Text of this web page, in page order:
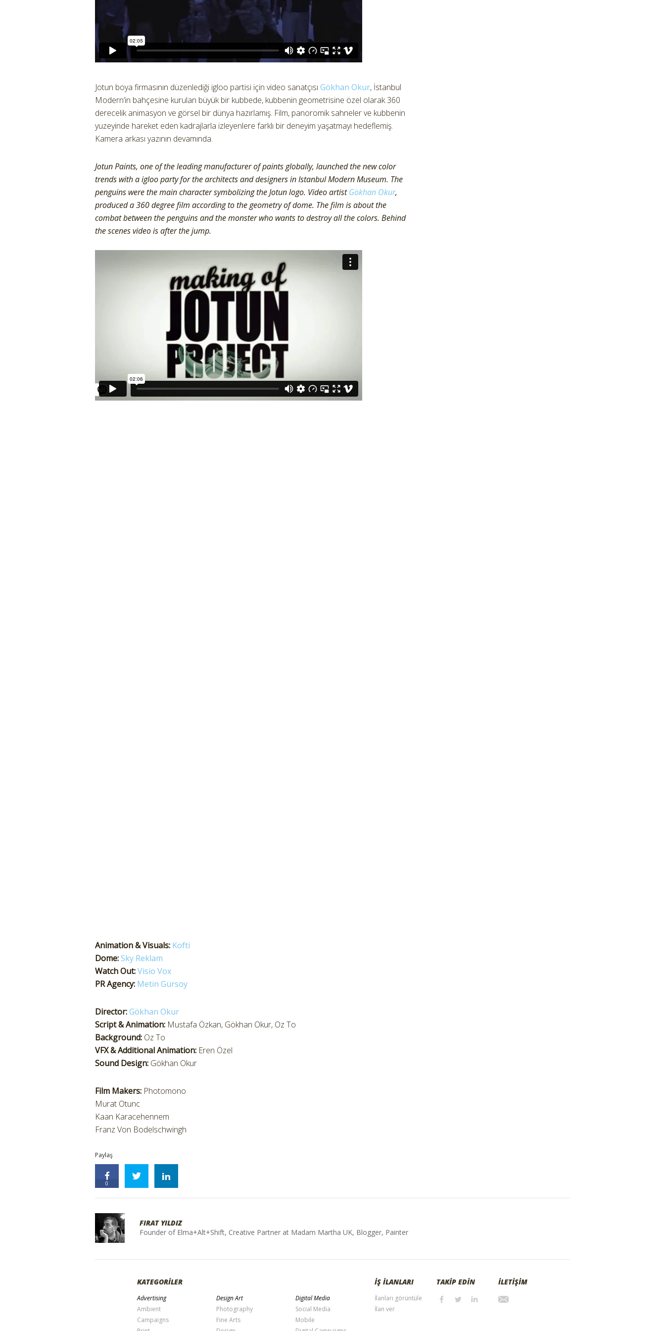
Jotun boya firmasının düzenlediği igloo partisi için video sanatçısı Gökhan Okur, İstanbul
Modern’in bahçesine kurulan büyük bir kubbede, kubbenin geometrisine özel olarak 360
derecelik animasyon ve görsel bir dünya hazırlamış. Film, panoromik sahneler ve kubbenin
yuzeyinde hareket eden kadrajlarla izleyenlere farklı bir deneyim yaşatmayı hedeflemiş.
Kamera arkası yazının devamında.
Jotun Paints, one of the leading manufacturer of paints globally, launched the new color
trends with a igloo party for the architects and designers in Istanbul Modern Museum. The
penguins were the main character symbolizing the Jotun logo. Video artistGökhan Okur,
produced a 360 degree film according to the geometry of dome. The film is about the
combat between the penguins and the monster who wants to destroy all the colors. Behind
the scenes video is after the jump.
Animation & Visuals: Kofti
Dome:Sky Reklam
Watch Out:Visio Vox
PR Agency: Metin Gürsoy
Director:Gökhan Okur
Script & Animation: Mustafa Özkan, Gökhan Okur, Oz To
Background: Oz To
VFX & Additional Animation: Eren Özel
Sound Design: Gökhan Okur
Film Makers: Photomono
Murat Otunc
Kaan Karacehennem
Franz Von Bodelschwingh
Paylaş
0
FIRAT YILDIZ
Founder of Elma+Alt+Shift, Creative Partner at Madam Martha UK, Blogger, Painter
KATEGORİLER
Advertising
Ambient
Campaigns
Design Art
Photography
Fine Arts
Digital Media
Social Media
Mobile
İŞ İLANLARI
İlanları görüntüle
İlan ver
TAKİP EDİN İLETİŞİM